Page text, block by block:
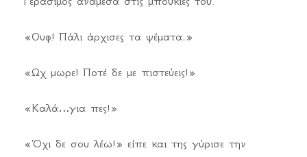
«Ουφ! Πάλι άρχισες τα ψέματα;»
«Ωχ μωρε! Ποτέ δε με πιστεύεις!»
«Καλά…για πες!»
«Όχι δε σου λέω!» είπε και της γύρισε την